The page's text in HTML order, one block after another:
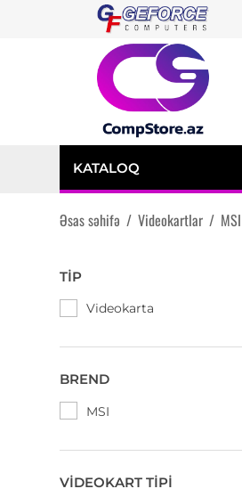
KATALOQ
Əsas səhifə / Videokartlar /
TIP
Videokarta
BREND
MSI
VIDEOKART TIPI